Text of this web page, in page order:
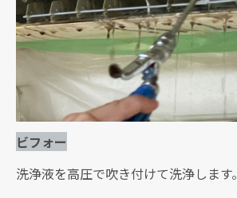
ビフォー
洗浄液を高圧で吹き付けて洗浄します。